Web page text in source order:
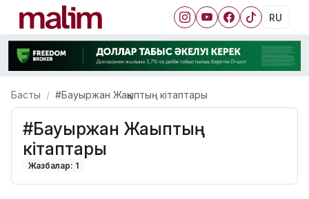
RU
Басты #Бауыржан Жақыптың кітаптары
#Бауыржан Жақыптың
кітаптары
Жазбалар: 1